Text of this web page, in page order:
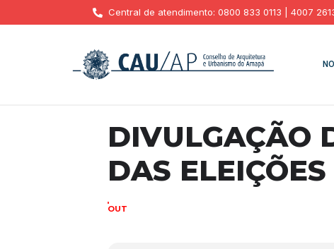
Central de atendimento: 0800 833 0113 | 4007
DIVULGAÇÃO
DAS ELEIÇÕES
11
OUT